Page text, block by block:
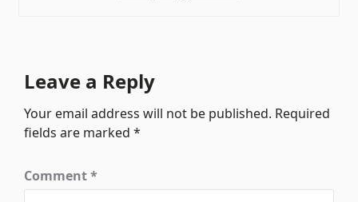
Leave a Reply
Your email address will not be published. Required
fields are marked*
Comment*